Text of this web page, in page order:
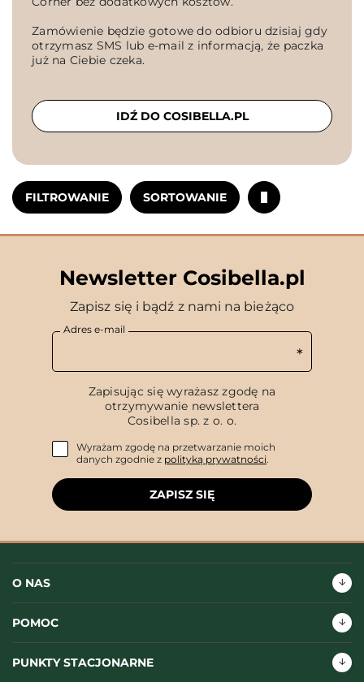
FILTROWANIE SORTOWANIE
Zamówienie będzie gotowe do odbioru dzisiaj gdy
otrzymasz SMS lub e-mail z informacją, że paczka
już na Ciebie czeka.
IDŹ DO COSIBELLA.PL
Newsletter Cosibella.pl
Zapisz się i bądź z nami na bieżąco
Adres e-mail
Zapisując się wyrażasz zgodę na
otrzymywanie newslettera
Cosibella sp. z o. o.
Wyrażam zgodę na przetwarzanie moich
danych zgodnie z polityką prywatności.
ZAPISZ SIĘ
O NAS
POMOC
PUNKTY STACJONARNE